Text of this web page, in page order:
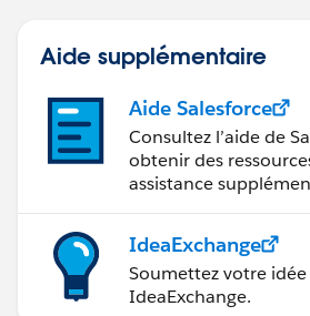
Aide supplémentaire
Aide Salesforce
Consultez l’aide de
obtenir des
assistance
IdeaExchange
Soumettez votre idée
IdeaExchange.